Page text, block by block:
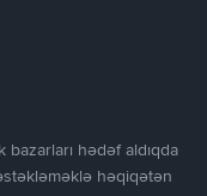
hədəf aldıqda
həqiqətən